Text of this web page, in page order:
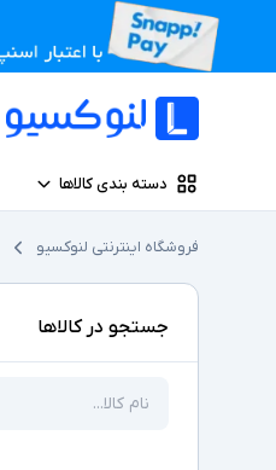
دسته بندی کالاها
فروشگاه اینترنتی لنوکسیو
جستجو در کالاها